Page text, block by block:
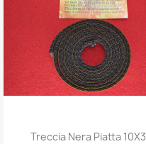
Anteprima
Treccia Nera Piatta